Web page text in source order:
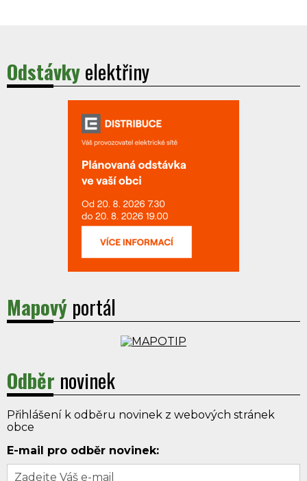
Odstávkyelektřiny
Mapový portál
Odběr novinek
Přihlášení k odběru novinek z webových stránek
obce
E-mail pro odběr novinek: